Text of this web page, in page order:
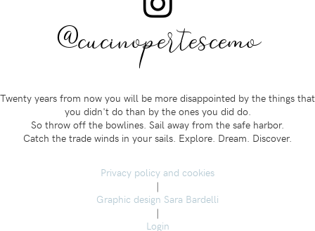
@cucinopertescemo
Twenty years from now you will be more disappointed by the things that
you didn't do than by the ones you did do.
So throw off the bowlines. Sail away from the safe harbor.
Catch the trade winds in your sails. Explore. Dream. Discover.
Privacy policy and cookies
|
Graphic design Sara Bardelli
|
Login